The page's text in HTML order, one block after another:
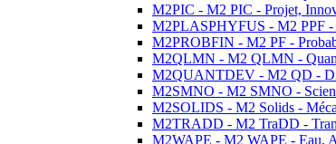
M2PIC - M2 PIC - Projet,
M2PLASPHYFUS - M2 PPF -
M2PROBFIN - M2 PF -
M2QLMN - M2 QLMN -
M2QUANTDEV - M2 QD -
M2SMNO - M2 SMNO -
M2SOLIDS - M2 Solids -
M2TRADD - M2 TraDD -
M2WAPE - M2 WAPE - Eau,